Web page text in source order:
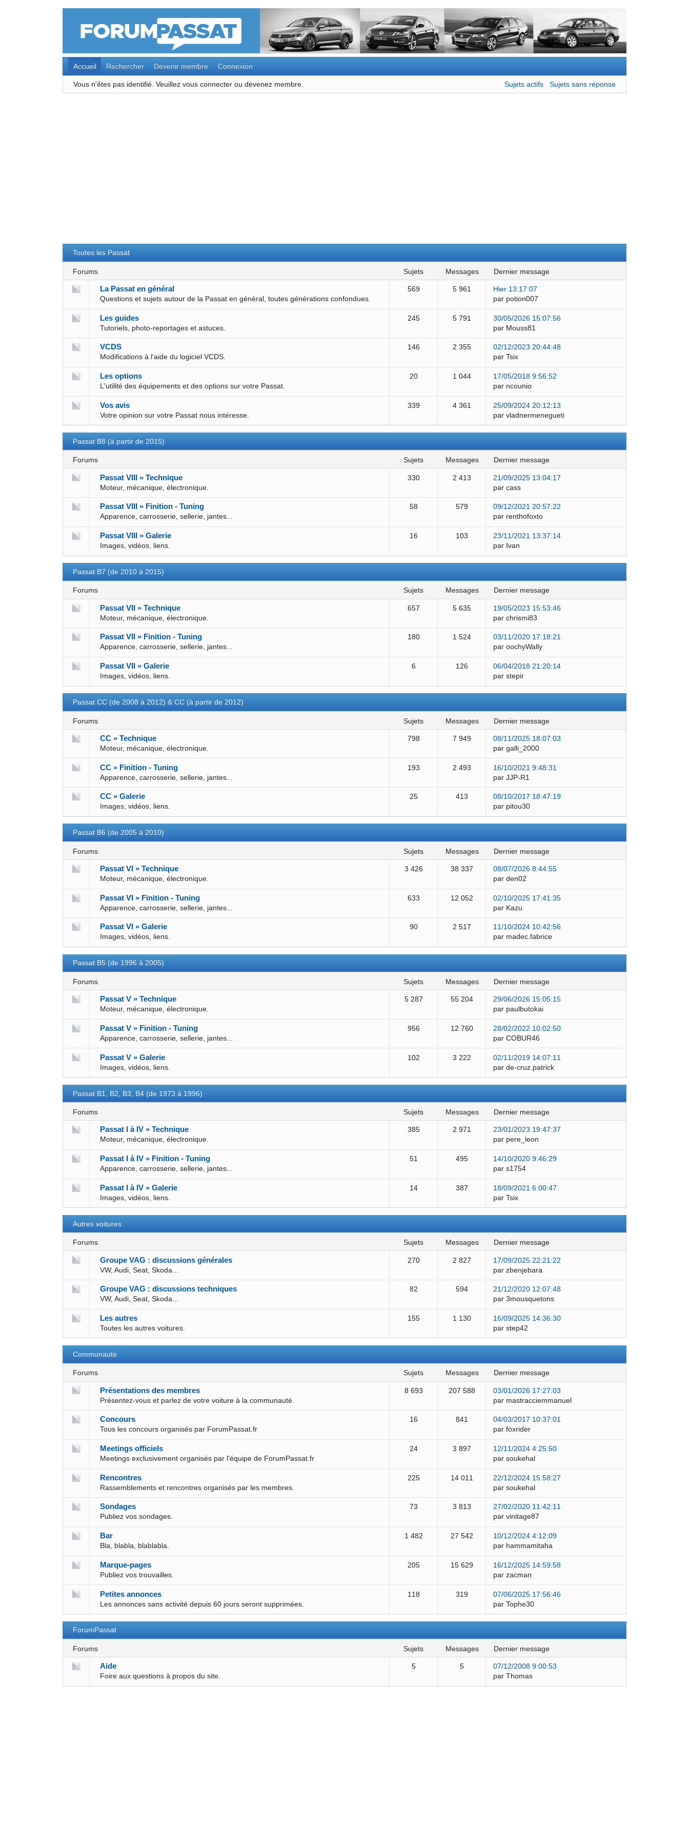
Accueil Rechercher Devenir membre Connexion
Vous n’êtes pas identifié. Veuillez vous connecter ou devenez membre. Sujets actifs Sujets sans réponse
Toutes les Passat
Forums sujets messages dernier message
La Passat en général
Questions et sujets autour de la Passat en général, toutes générations confondues.
569 5 961
Hier 13:17:07
par potion007
Les guides
Tutoriels, photo-reportages et astuces.
245 5 791
30/05/2026 15:07:56
par Mouss81
VCDS
Modifications à l'aide du logiciel VCDS.
146 2 355
02/12/2023 20:44:48
par Tsix
Les options
L'utilité des équipements et des options sur votre Passat.
20 1 044
17/05/2018 9:56:52
par ncounio
Vos avis
Votre opinion sur votre Passat nous intéresse.
339 4 361
25/09/2024 20:12:13
par vladnermenegueti
Passat B8 (à partir de 2015)
Forums sujets messages dernier message
Passat VIII » Technique
Moteur, mécanique, électronique.
330 2 413
21/09/2025 13:04:17
par cass
Passat VIII » Finition - Tuning
Apparence, carrosserie, sellerie, jantes...
58 579
09/12/2021 20:57:22
par renthofoxto
Passat VIII » Galerie
Images, vidéos, liens.
16 103
23/11/2021 13:37:14
par Ivan
Passat B7 (de 2010 à 2015)
Forums sujets messages dernier message
Passat VII » Technique
Moteur, mécanique, électronique.
657 5 635
19/05/2023 15:53:46
par chrismi83
Passat VII » Finition - Tuning
Apparence, carrosserie, sellerie, jantes...
180 1 524
03/11/2020 17:18:21
par oochyWally
Passat VII » Galerie
Images, vidéos, liens.
6 126
06/04/2018 21:20:14
par stepir
Passat CC (de 2008 à 2012) & CC (à partir de 2012)
Forums sujets messages dernier message
CC » Technique
Moteur, mécanique, électronique.
798 7 949
08/11/2025 18:07:03
par galli_2000
CC » Finition - Tuning
Apparence, carrosserie, sellerie, jantes...
193 2 493
16/10/2021 9:48:31
par JJP-R1
CC » Galerie
Images, vidéos, liens.
25 413
08/10/2017 18:47:19
par pitou30
Passat B6 (de 2005 à 2010)
Forums sujets messages dernier message
Passat VI » Technique
Moteur, mécanique, électronique.
3 426 38 337
08/07/2026 8:44:55
par den02
Passat VI » Finition - Tuning
Apparence, carrosserie, sellerie, jantes...
633 12 052
02/10/2025 17:41:35
par Kazu
Passat VI » Galerie
Images, vidéos, liens.
90 2 517
11/10/2024 10:42:56
par madec.fabrice
Passat B5 (de 1996 à 2005)
Forums sujets messages dernier message
Passat V » Technique
Moteur, mécanique, électronique.
5 287 55 204
29/06/2026 15:05:15
par paulbutokai
Passat V » Finition - Tuning
Apparence, carrosserie, sellerie, jantes...
956 12 760
28/02/2022 10:02:50
par COBUR46
Passat V » Galerie
Images, vidéos, liens.
102 3 222
02/11/2019 14:07:11
par de-cruz.patrick
Passat B1, B2, B3, B4 (de 1973 à 1996)
Forums sujets messages dernier message
Passat I à IV » Technique
Moteur, mécanique, électronique.
385 2 971
23/01/2023 19:47:37
par pere_leon
Passat I à IV » Finition - Tuning
Apparence, carrosserie, sellerie, jantes...
51 495
14/10/2020 9:46:29
par s1754
Passat I à IV » Galerie
Images, vidéos, liens.
14 387
18/09/2021 6:00:47
par Tsix
Autres voitures
Forums sujets messages dernier message
Groupe VAG : discussions générales
VW, Audi, Seat, Skoda...
270 2 827
17/09/2025 22:21:22
par zbenjebara
Groupe VAG : discussions techniques
VW, Audi, Seat, Skoda...
82 594
21/12/2020 12:07:48
par 3mousquetons
Les autres
Toutes les autres voitures.
155 1 130
16/09/2025 14:36:30
par step42
Communauté
Forums sujets messages dernier message
Présentations des membres
Présentez-vous et parlez de votre voiture à la communauté.
8 693 207 588
03/01/2026 17:27:03
par mastracciemmanuel
Concours
Tous les concours organisés par ForumPassat.fr
16 841
04/03/2017 10:37:01
par foxrider
Meetings officiels
Meetings exclusivement organisés par l'équipe de ForumPassat.fr
24 3 897
12/11/2024 4:25:50
par soukehal
Rencontres
Rassemblements et rencontres organisés par les membres.
225 14 011
22/12/2024 15:58:27
par soukehal
Sondages
Publiez vos sondages.
73 3 813
27/02/2020 11:42:11
par vinitage87
Bar
Bla, blabla, blablabla.
1 482 27 542
10/12/2024 4:12:09
par hammamitaha
Marque-pages
Publiez vos trouvailles.
205 15 629
16/12/2025 14:59:58
par zacman
Petites annonces
Les annonces sans activité depuis 60 jours seront supprimées.
118 319
07/06/2025 17:56:46
par Tophe30
ForumPassat
Forums sujets messages dernier message
Aide
Foire aux questions à propos du site.
5 5
07/12/2008 9:00:53
par Thomas